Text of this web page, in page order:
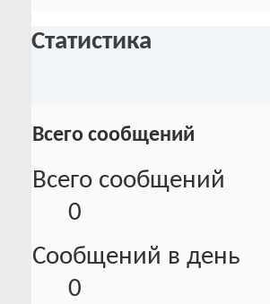
Статистика
Всего сообщений
Всего сообщений
0
Сообщений в день
0